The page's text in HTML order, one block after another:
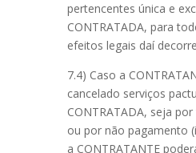
pertencentes única e
CONTRATADA, para
efeitos legais daí
7.4) Caso a
cancelado serviços
CONTRATADA, seja
ou por não pagamento
a CONTRATANTE